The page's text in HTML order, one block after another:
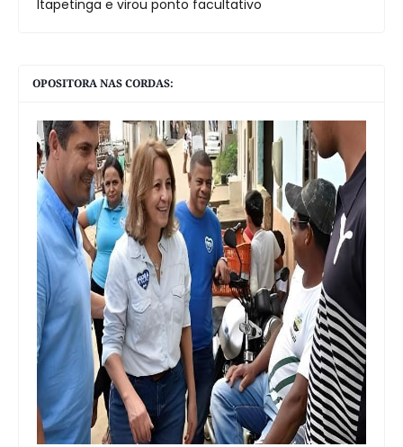
Itapetinga e virou ponto facultativo
OPOSITORA NAS CORDAS: